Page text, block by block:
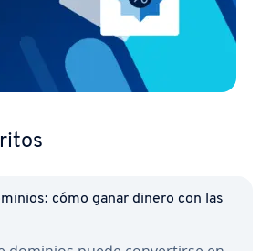
cómo ganar dinero con las